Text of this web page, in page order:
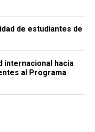
de estudiantes de
internacional hacia
al Programa